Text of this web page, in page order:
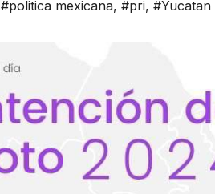
#politica mexicana, #pri, #Yucatan